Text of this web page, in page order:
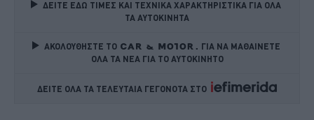
ΔΕΙΤΕ ΕΔΩ ΤΙΜΕΣ ΚΑΙ ΤΕΧΝΙΚΑ ΧΑΡΑΚΤΗΡΙΣΤΙΚΑ ΓΙΑ ΟΛΑ
ΤΑ ΑΥΤΟΚΙΝΗΤΑ
ΑΚΟΛΟΥΘΗΣΤΕ ΤΟ
ΓΙΑ ΝΑ ΜΑΘΑΙΝΕΤΕ
ΟΛΑ ΤΑ ΝΕΑ ΓΙΑ ΤΟ ΑΥΤΟΚΙΝΗΤΟ
ΔΕΙΤΕ ΟΛΑ ΤΑ ΤΕΛΕΥΤΑΙΑ ΓΕΓΟΝΟΤΑ ΣΤΟ